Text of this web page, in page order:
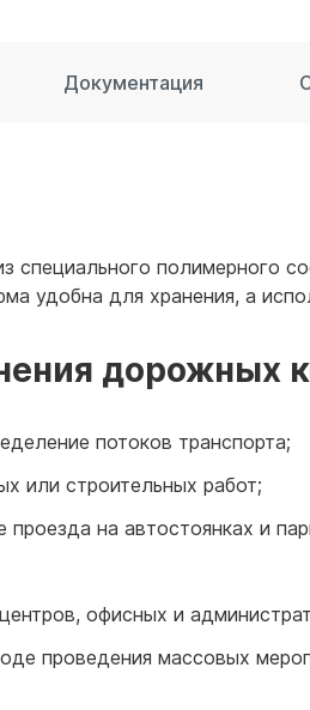
Документация
специального полимерного
удобна для хранения, а
дорожных
потоков транспорта;
или строительных работ;
на автостоянках и
офисных и
проведения массовых